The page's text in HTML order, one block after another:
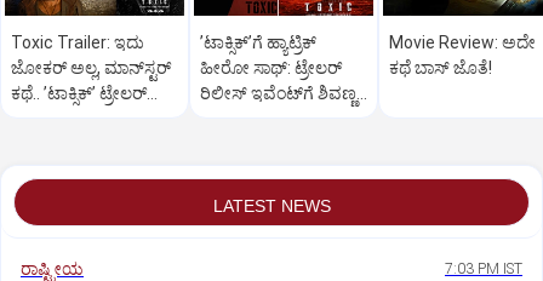
Toxic Trailer: ಇದು
ಜೋಕರ್‌ ಅಲ್ಲ, ಮಾನ್‌ಸ್ಟರ್‌
ಕಥೆ.. ʼಟಾಕ್ಸಿಕ್‌ʼ ಟ್ರೇಲರ್‌
ʼಟಾಕ್ಸಿಕ್‌ʼಗೆ ಹ್ಯಾಟ್ರಿಕ್‌
ಹೀರೋ ಸಾಥ್:‌ ಟ್ರೇಲರ್‌
ರಿಲೀಸ್‌ ಇವೆಂಟ್‌ಗೆ ಶಿವಣ್ಣ
Movie Review: ಅದೇ
ಕಥೆ ಬಾಸ್‌ ಜೊತೆ!
LATEST NEWS
ರಾಷ್ಟ್ರೀಯ 7:03 PM IST